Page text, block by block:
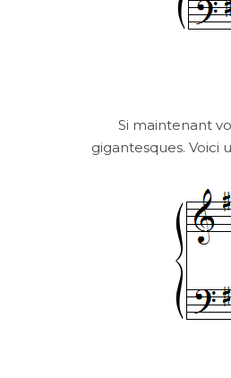
Si maintenant
gigantesques. Voici